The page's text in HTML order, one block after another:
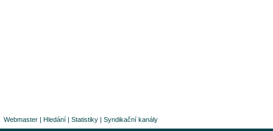
Webmaster | Hledání | Statistiky | Syndikační kanály